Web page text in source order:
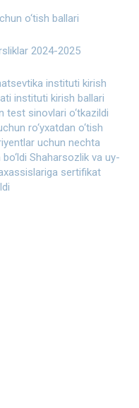
o‘tish ballari
2024-2025
instituti kirish
instituti kirish ballari
test sinovlari o‘tkazildi
ro‘yxatdan o‘tish
uchun nechta
Shaharsozlik va uy-
sertifikat